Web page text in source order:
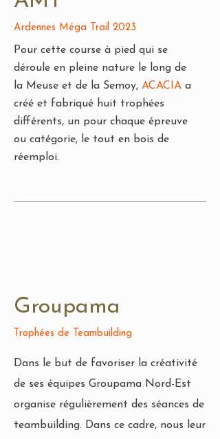
Ardennes Méga Trail 2023
Pour cette course à pied qui se
déroule en pleine nature le long de
la Meuse et de la Semoy, ACACIA a
créé et fabriqué huit trophées
différents, un pour chaque épreuve
ou catégorie, le tout en bois de
réemploi.
Groupama
Trophées de Teambuilding
Dans le but de favoriser la créativité
de ses équipes Groupama Nord-Est
organise régulièrement des séances de
teambuilding. Dans ce cadre, nous leur